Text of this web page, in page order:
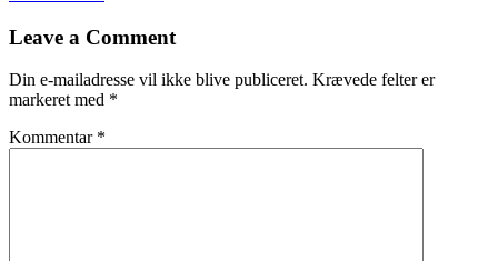
til
Leave a Comment
Din e-mailadresse vil ikke blive publiceret. Krævede felter er
markeret med *
Kommentar *